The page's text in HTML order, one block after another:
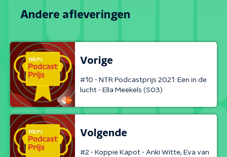
Andere afleveringen
Vorige
#10 - NTR Podcastprijs 2021: Een in de
lucht - Ella Meekels (S03)
Volgende
#2 - Koppie Kapot - Anki Witte, Eva van